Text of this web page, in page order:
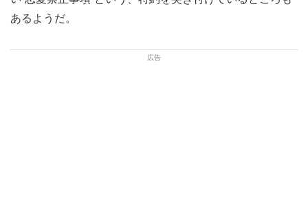
あるようだ。